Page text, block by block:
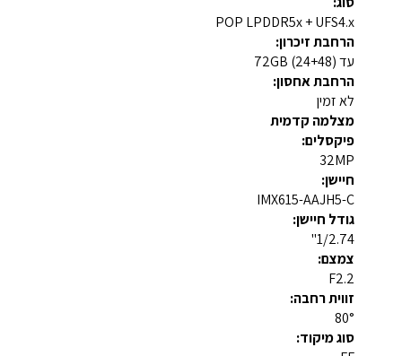
POP LPDDR5x + UFS4.x
הרחבת זיכרון:
עד 72GB (24+48)
הרחבת אחסון:
לא זמין
מצלמה קדמית
פיקסלים:
32MP
חיישן:
IMX615-AAJH5-C
גודל חיישן:
1/2.74"
צמצם:
F2.2
זווית רחבה:
80°
סוג מיקוד: